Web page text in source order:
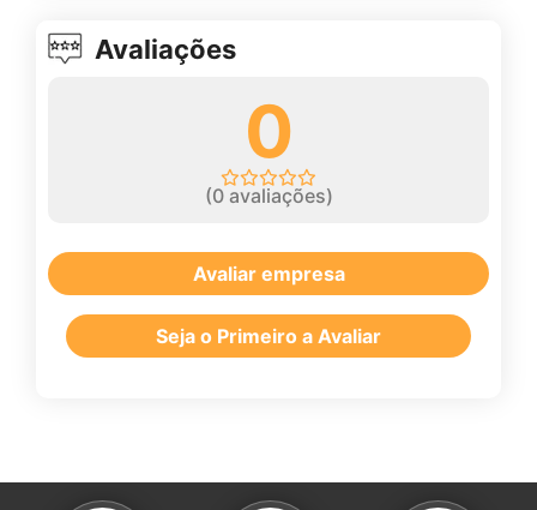
Avaliações
0
(0avaliações)
Avaliar empresa
Seja o Primeiro a Avaliar